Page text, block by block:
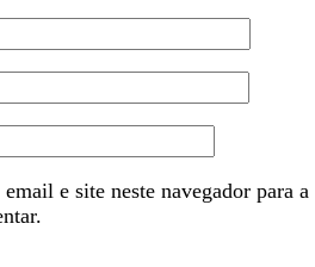
e site neste navegador para a